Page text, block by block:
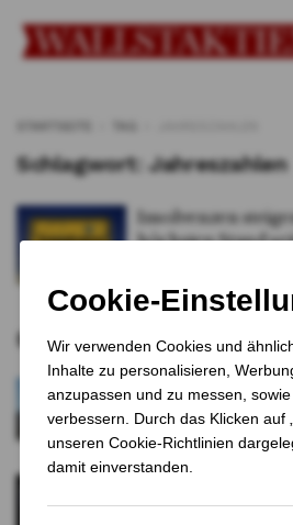
Schlagwort:Jahreszahlen
Insolvenzen
höchsten Stand
Empfohlene Artikel
US-Konzern Lyten
gesamten Resten
1 JAHR VOR
von Hims